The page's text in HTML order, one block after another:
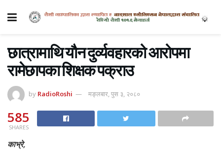
छात्रामाथि यौन दुर्व्यवहारको आरोपमा
रामेछापका शिक्षक पक्राउ
by RadioRoshi मङ्लबार, पुस ३, २०८०
585
SHARES
काभ्रे,